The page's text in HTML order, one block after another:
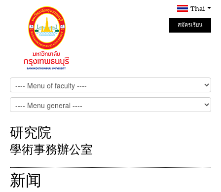
Thai
สมัครเรียน
Online
研究院
學術事務辦公室
新闻